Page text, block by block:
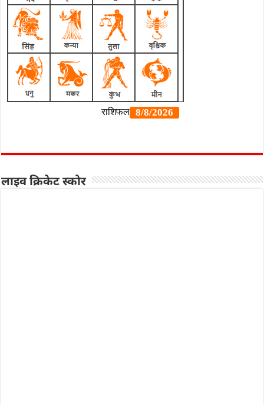
लाइव क्रिकेट स्कोर